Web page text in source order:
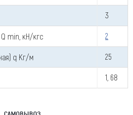
3
min, кН/кгс 2
q Кг/м 25
1, 68
на обработку моих персональных
телефон, email) компанией
«ЦЕПЬИНВЕСТ».